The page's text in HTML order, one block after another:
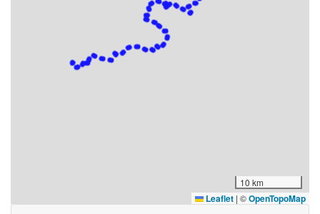
10 km
Leaflet | ©OpenTopoMap